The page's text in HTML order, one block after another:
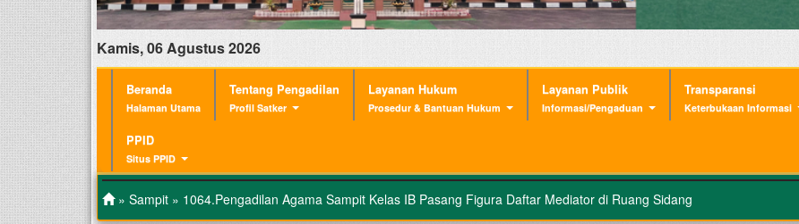
Kamis, 06 Agustus 2026
Beranda
Halaman Utama
Tentang Pengadilan
Profil Satker
Layanan Hukum
Prosedur & Bantuan Hukum
Layanan Publik
Informasi/Pengaduan
Transparansi
Keterbukaan Informasi
PPID
Situs PPID
» Sampit » 1064.Pengadilan Agama Sampit Kelas IB Pasang Figura Daftar Mediator di Ruang Sidang